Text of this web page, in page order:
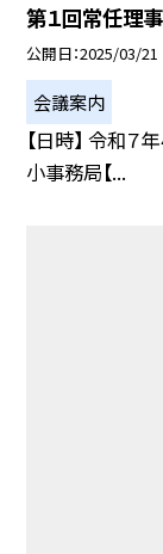
第１回常任理
公開日 2025/03/21
会議案内
【日時】 令和７
小事務局【...